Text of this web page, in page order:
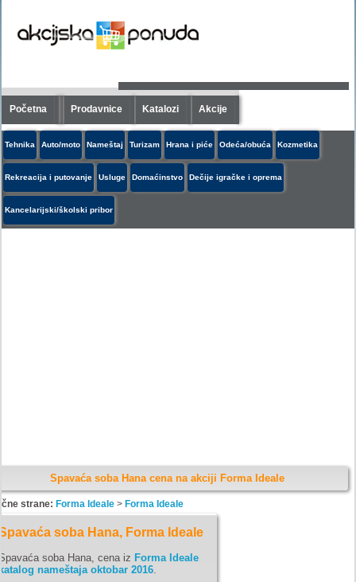
Početna Prodavnice Katalozi Akcije
Tehnika Auto/moto Nameštaj Turizam Hrana i piće Odeća/obuća Kozmetika
Rekreacija i putovanje Usluge Domaćinstvo Dečije igračke i oprema
Kancelarijski/školski pribor
Spavaća soba Hana cena na akciji Forma Ideale
strane: Forma Ideale> Forma Ideale
soba Hana, Forma Ideale
soba Hana, cena iz Forma Ideale
nameštaja oktobar 2016.